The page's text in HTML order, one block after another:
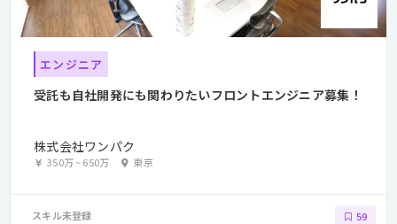
エンジニア
受託も自社開発にも関わりたいフロントエンジニア募集！
株式会社ワンパク
350万~650万 東京
スキル未登録 59